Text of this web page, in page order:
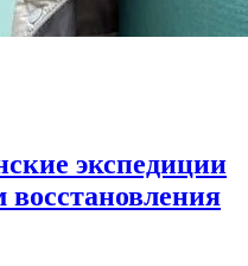
экспедиции
восстановления